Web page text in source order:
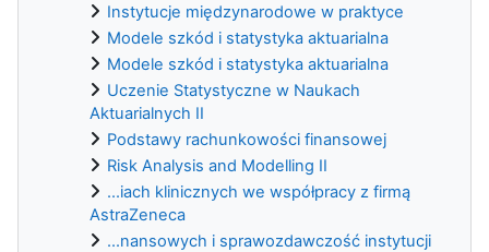
Instytucje międzynarodowe w praktyce
Modele szkód i statystyka aktuarialna
Modele szkód i statystyka aktuarialna
Uczenie Statystyczne w Naukach
Aktuarialnych II
Podstawy rachunkowości finansowej
Risk Analysis and Modelling II
...iach klinicznych we współpracy z firmą
AstraZeneca
...nansowych i sprawozdawczość instytucji